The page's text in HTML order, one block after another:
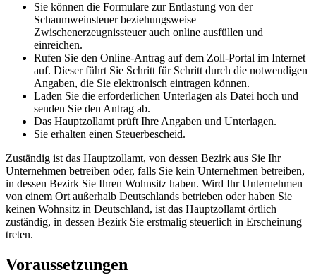
Sie können die Formulare zur Entlastung von der
Schaumweinsteuer beziehungsweise
Zwischenerzeugnissteuer auch online ausfüllen und
einreichen.
Rufen Sie den Online-Antrag auf dem Zoll-Portal im Internet
auf. Dieser führt Sie Schritt für Schritt durch die notwendigen
Angaben, die Sie elektronisch eintragen können.
Laden Sie die erforderlichen Unterlagen als Datei hoch und
senden Sie den Antrag ab.
Das Hauptzollamt prüft Ihre Angaben und Unterlagen.
Sie erhalten einen Steuerbescheid.
Zuständig ist das Hauptzollamt, von dessen Bezirk aus Sie Ihr
Unternehmen betreiben oder, falls Sie kein Unternehmen betreiben,
in dessen Bezirk Sie Ihren Wohnsitz haben. Wird Ihr Unternehmen
von einem Ort außerhalb Deutschlands betrieben oder haben Sie
keinen Wohnsitz in Deutschland, ist das Hauptzollamt örtlich
zuständig, in dessen Bezirk Sie erstmalig steuerlich in Erscheinung
treten.
Voraussetzungen